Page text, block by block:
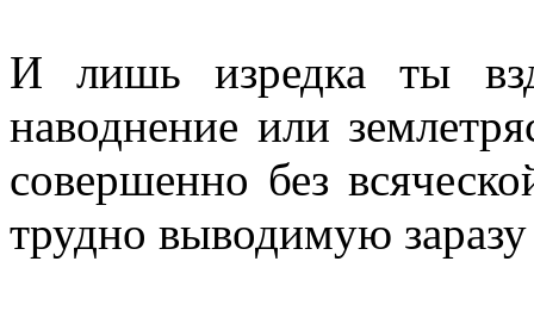
И лишь изредка ты
наводнение или
совершенно без
трудно выводимую заразу